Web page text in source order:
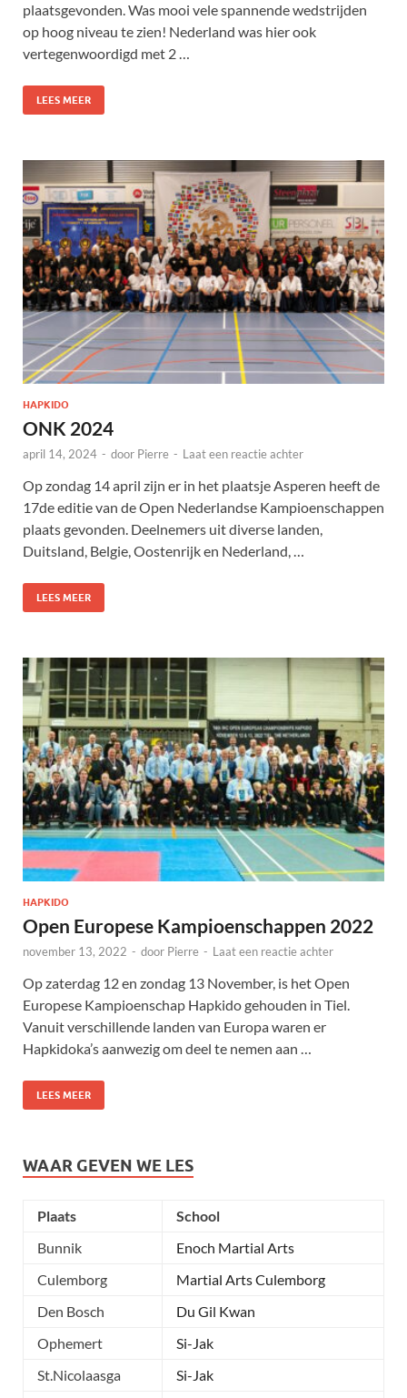
plaatsgevonden. Was mooi vele spannende wedstrijden
op hoog niveau te zien! Nederland was hier ook
vertegenwoordigd met 2 …
LEES MEER
HAPKIDO
ONK 2024
april 14, 2024 - door Pierre - Laat een reactie achter
Op zondag 14 april zijn er in het plaatsje Asperen heeft de
17de editie van de Open Nederlandse Kampioenschappen
plaats gevonden. Deelnemers uit diverse landen,
Duitsland, Belgie, Oostenrijk en Nederland, …
LEES MEER
HAPKIDO
Open Europese Kampioenschappen 2022
november 13, 2022 - door Pierre - Laat een reactie achter
Op zaterdag 12 en zondag 13 November, is het Open
Europese Kampioenschap Hapkido gehouden in Tiel.
Vanuit verschillende landen van Europa waren er
Hapkidoka’s aanwezig om deel te nemen aan …
LEES MEER
WAAR GEVEN WE LES
Plaats
School
Bunnik
Enoch Martial Arts
Culemborg
Martial Arts Culemborg
Den Bosch
Du Gil Kwan
Ophemert
Si-Jak
St.Nicolaasga
Si-Jak